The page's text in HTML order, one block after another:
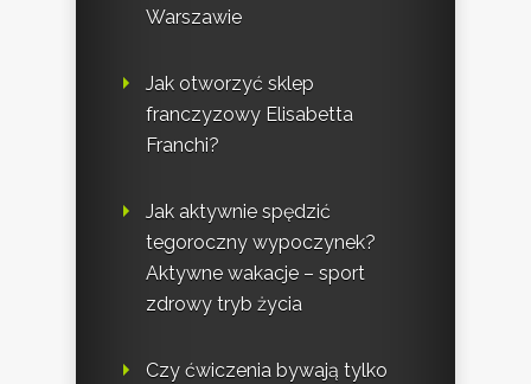
Warszawie
Jak otworzyć sklep
franczyzowy Elisabetta
Franchi?
Jak aktywnie spędzić
tegoroczny wypoczynek?
Aktywne wakacje – sport
zdrowy tryb życia
Czy ćwiczenia bywają tylko